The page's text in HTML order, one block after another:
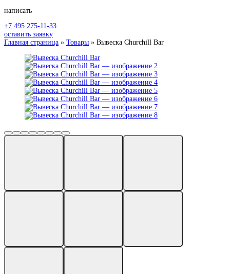
написать
+7 495 275-11-33
оставить заявку
Главная страница » Товары » Вывеска Churchill Bar